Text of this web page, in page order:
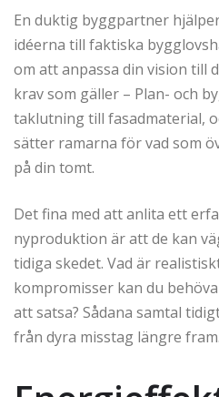
En duktig byggpartner
idéerna till faktiska
om att anpassa din vision till
krav som gäller – Plan- och
taklutning till fasadmaterial,
sätter ramarna för vad som
på din tomt.
Det fina med att anlita ett
nyproduktion är att de kan
tidiga skedet. Vad är
kompromisser kan du
att satsa? Sådana samtal
från dyra misstag längre fram.